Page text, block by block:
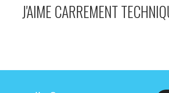
J'AIME CARREMENT